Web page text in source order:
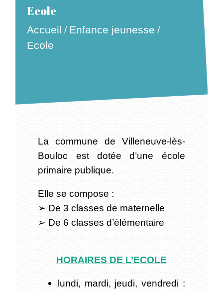
Ecole
Accueil / Enfance jeunesse /
Ecole
La commune de Villeneuve-lès-
Bouloc est dotée d’une école
primaire publique.
Elle se compose :
➢ De 3 classes de maternelle
➢ De 6 classes d’élémentaire
HORAIRES DE L’ECOLE
lundi, mardi, jeudi, vendredi :